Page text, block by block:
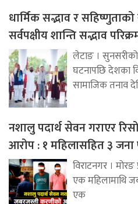
धार्मिक सद्भाव र
सर्वपक्षीय शान्ति सद्भाव
लेटाङ ।
घटनापछि देशका
सामाजिक तनाव
नशालु पदार्थ सेवन गराएर
आरोप : १ महिलासहित ३ जना
विराटनगर ।
एक महिलामाथि
एक